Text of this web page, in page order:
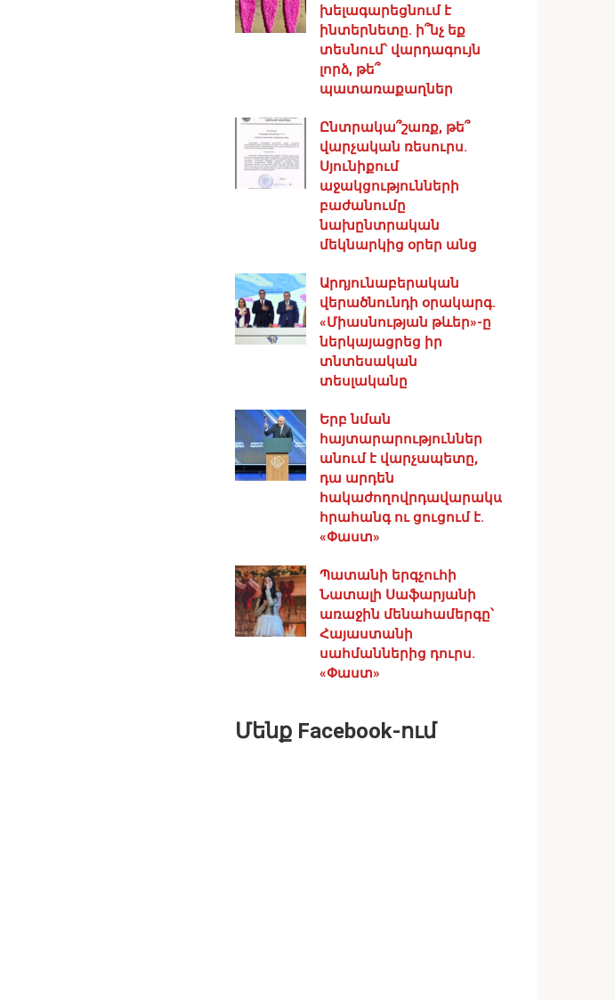
խելագարեցնում է
ինտերնետը. ի՞նչ եք
տեսնում՝ վարդագույն
լորձ, թե՞
պատառաքաղներ
Ընտրակա՞շառք, թե՞
վարչական ռեսուրս․
Սյունիքում
աջակցությունների
բաժանումը
նախընտրական
մեկնարկից օրեր անց
Արդյունաբերական
վերածնունդի օրակարգ․
«Միասնության թևեր»-ը
ներկայացրեց իր
տնտեսական
տեսլականը
Երբ նման
հայտարարություններ
անում է վարչապետը,
դա արդեն
հակաժողովրդավարական
հրահանգ ու ցուցում է.
«Փաստ»
Պատանի երգչուհի
Նատալի Սաֆարյանի
առաջին մենահամերգը՝
Հայաստանի
սահմաններից դուրս.
«Փաստ»
Մենք Facebook-ում